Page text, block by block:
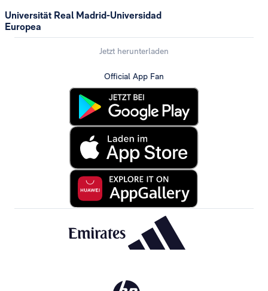
Universität Real Madrid-Universidad
Europea
Jetzt herunterladen
Official App Fan